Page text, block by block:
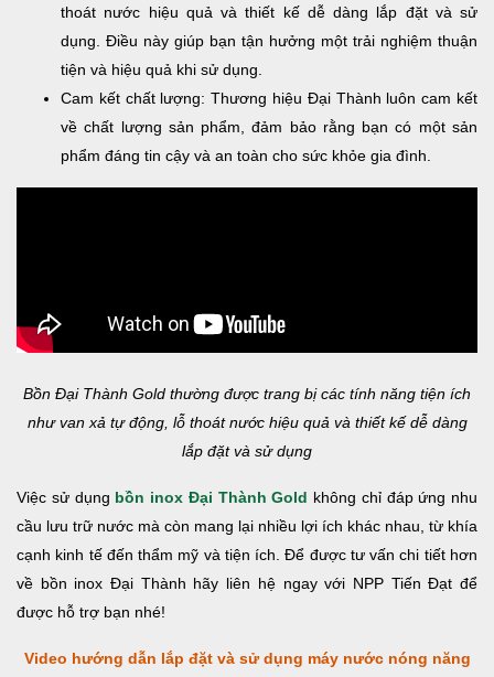
thoát nước hiệu quả và thiết kế dễ dàng lắp đặt và sử
dụng. Điều này giúp bạn tận hưởng một trải nghiệm thuận
tiện và hiệu quả khi sử dụng.
Cam kết chất lượng: Thương hiệu Đại Thành luôn cam kết
về chất lượng sản phẩm, đảm bảo rằng bạn có một sản
phẩm đáng tin cậy và an toàn cho sức khỏe gia đình.
Bồn Đại Thành Gold thường được trang bị các tính năng tiện ích
như van xả tự động, lỗ thoát nước hiệu quả và thiết kế dễ dàng
lắp đặt và sử dụng
Việc sử dụng bồn inox Đại Thành Gold không chỉ đáp ứng nhu
cầu lưu trữ nước mà còn mang lại nhiều lợi ích khác nhau, từ khía
cạnh kinh tế đến thẩm mỹ và tiện ích. Để được tư vấn chi tiết hơn
về bồn inox Đại Thành hãy liên hệ ngay với NPP Tiến Đạt để
được hỗ trợ bạn nhé!
Video hướng dẫn lắp đặt và sử dụng máy nước nóng năng